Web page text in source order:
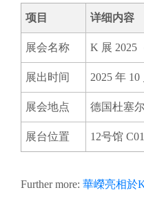
项目 详细内容
展会名称 K 展 2025
展出时间 2025 年 10
展会地点 德国杜塞
展台位置 12号馆
Further more: 華嶸亮相於